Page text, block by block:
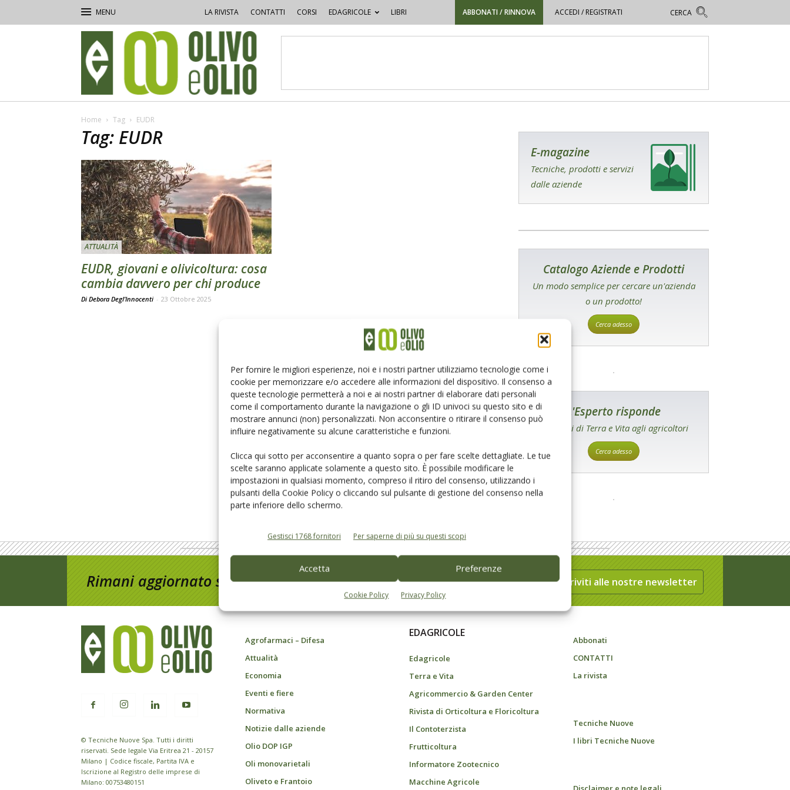
Per fornire le migliori esperienze, noi e i nostri partner utilizziamo tecnologie come i
cookie per memorizzare e/o accedere alle informazioni del dispositivo. Il consenso a
queste tecnologie permetterà a noi e ai nostri partner di elaborare dati personali
come il comportamento durante la navigazione o gli ID univoci su questo sito e di
mostrare annunci (non) personalizzati. Non acconsentire o ritirare il consenso può
influire negativamente su alcune caratteristiche e funzioni.
Clicca qui sotto per acconsentire a quanto sopra o per fare scelte dettagliate. Le tue
scelte saranno applicate solamente a questo sito. È possibile modificare le
impostazioni in qualsiasi momento, compreso il ritiro del consenso, utilizzando i
pulsanti della Cookie Policy o cliccando sul pulsante di gestione del consenso nella
parte inferiore dello schermo.
Gestisci 1768 fornitori Per saperne di più su questi scopi
Accetta Preferenze
Cookie Policy Privacy Policy
LA RIVISTA CONTATTI CORSI EDAGRICOLE LIBRI ABBONATI / RINNOVA ACCEDI / REGISTRATI
e
Olio
Home Tag EUDR
Tag: EUDR
ATTUALITÀ
EUDR, giovani e olivicoltura: cosa
cambia davvero per chi produce
Di Debora Degl’Innocenti - 23 Ottobre 2025
E-magazine
Tecniche, prodotti e servizi
dalle aziende
Catalogo Aziende e Prodotti
Un modo semplice per cercare un'azienda
o un prodotto!
Cerca adesso
L'Esperto risponde
I consigli di Terra e Vita agli agricoltori
Cerca adesso
Rimani aggiornato sul mondo dell’agricoltura Iscriviti alle nostre newsletter
© Tecniche Nuove Spa. Tutti i diritti
riservati. Sede legale Via Eritrea 21 - 20157
Milano | Codice fiscale, Partita IVA e
Iscrizione al Registro delle imprese di
Milano: 00753480151
Agrofarmaci – Difesa
Attualità
Economia
Eventi e fiere
Normativa
Notizie dalle aziende
Olio DOP IGP
Oli monovarietali
Oliveto e Frantoio
EDAGRICOLE
Edagricole
Terra e Vita
Agricommercio & Garden Center
Rivista di Orticoltura e Floricoltura
Il Contoterzista
Frutticoltura
Informatore Zootecnico
Macchine Agricole
Abbonati
CONTATTI
La rivista
Tecniche Nuove
I libri Tecniche Nuove